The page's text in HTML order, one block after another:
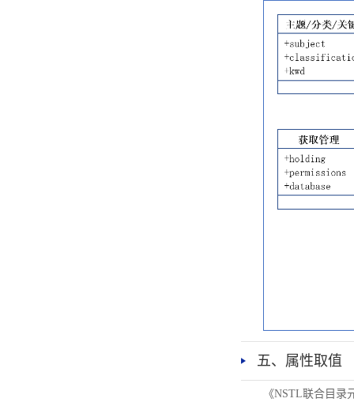
五、属性取值
《NSTL联合目